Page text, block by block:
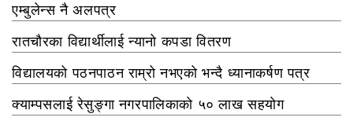
एम्बुलेन्स नै अलपत्र
रातचौरका विद्यार्थीलाई न्यानो कपडा वितरण
विद्यालयको पठनपाठन राम्रो नभएको भन्दै ध्यानाकर्षण पत्र
क्याम्पसलाई रेसुङ्गा नगरपालिकाको ५० लाख सहयोग